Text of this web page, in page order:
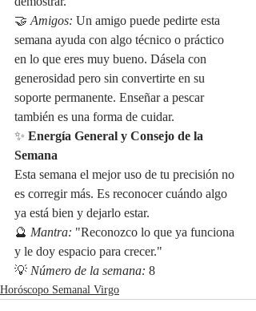
🤝 Amigos: Un amigo puede pedirte esta
semana ayuda con algo técnico o práctico
en lo que eres muy bueno. Dásela con
generosidad pero sin convertirte en su
soporte permanente. Enseñar a pescar
también es una forma de cuidar.
✨ Energía General y Consejo de la
Semana
Esta semana el mejor uso de tu precisión no
es corregir más. Es reconocer cuándo algo
ya está bien y dejarlo estar.
🔮 Mantra: "Reconozco lo que ya funciona
y le doy espacio para crecer."
💡 Número de la semana: 8
Horóscopo Semanal Virgo